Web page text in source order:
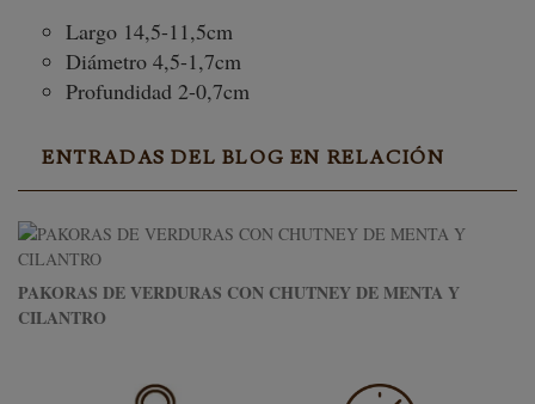
Largo 14,5-11,5cm
Diámetro 4,5-1,7cm
Profundidad 2-0,7cm
ENTRADAS DEL BLOG EN RELACIÓN
PAKORAS DE VERDURAS CON CHUTNEY DE MENTA Y
CILANTRO